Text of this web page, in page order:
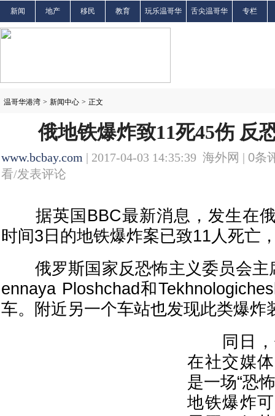
新闻 地产 移民 教育 玩乐温哥华 舌尖温哥华 专栏
温哥华港湾 > 新闻中心 > 正文
俄地铁爆炸致11死45伤 反
www.bcbay.com | 2017-04-03 14:35:39 海外网 | 0条
看/发表评论
据英国BBC最新消息，发生在俄
时间3日的地铁爆炸案已致11人死亡
俄罗斯国家反恐怖主义委员会主
ennaya Ploshchad和
车。附近另一个车站也发现此类爆炸
同日，
在社交媒
是一场“恐
地铁爆炸